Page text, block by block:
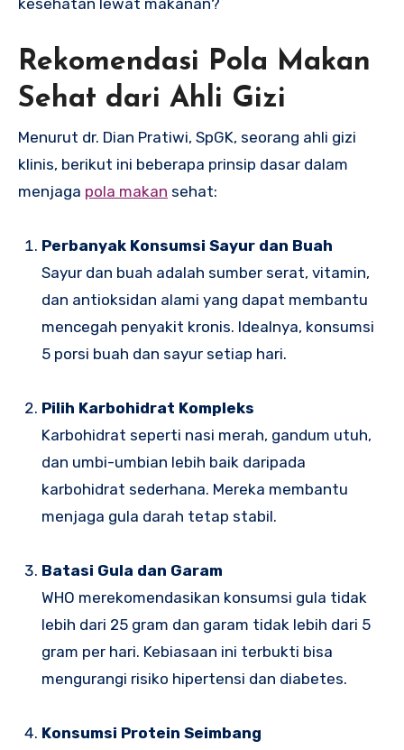
Rekomendasi Pola Makan
Sehat dari Ahli Gizi
Menurut dr. Dian Pratiwi, SpGK, seorang ahli gizi
klinis, berikut ini beberapa prinsip dasar dalam
menjaga pola makan sehat:
Perbanyak Konsumsi Sayur dan Buah
Sayur dan buah adalah sumber serat, vitamin,
dan antioksidan alami yang dapat membantu
mencegah penyakit kronis. Idealnya, konsumsi
5 porsi buah dan sayur setiap hari.
Pilih Karbohidrat Kompleks
Karbohidrat seperti nasi merah, gandum utuh,
dan umbi-umbian lebih baik daripada
karbohidrat sederhana. Mereka membantu
menjaga gula darah tetap stabil.
Batasi Gula dan Garam
WHO merekomendasikan konsumsi gula tidak
lebih dari 25 gram dan garam tidak lebih dari 5
gram per hari. Kebiasaan ini terbukti bisa
mengurangi risiko hipertensi dan diabetes.
Konsumsi Protein Seimbang